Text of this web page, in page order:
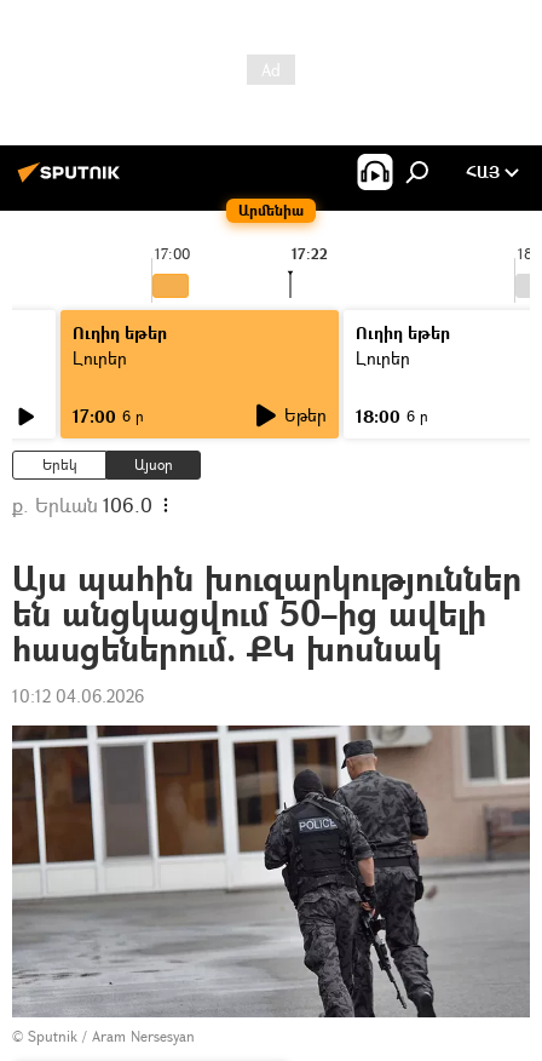
Արմենիա
ՀԱՅ
17:00 17:22
Ուղիղ եթեր
Լուրեր
17:00 6 ր Եթեր
Ուղիղ եթեր
Լուրեր
18:00 6 ր
Երեկ Այսօր
ք. Երևան 106.0
Այս պահին խուզարկություններ
են անցկացվում 50–ից ավելի
հասցեներում. ՔԿ խոսնակ
10:12 04.06.2026
© Sputnik / Aram Nersesyan